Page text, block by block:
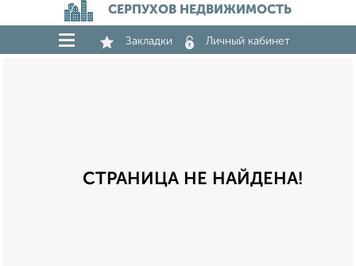
СЕРПУХОВ НЕДВИЖИМОСТЬ
Закладки Личный кабинет
СТРАНИЦА НЕ НАЙДЕНА!